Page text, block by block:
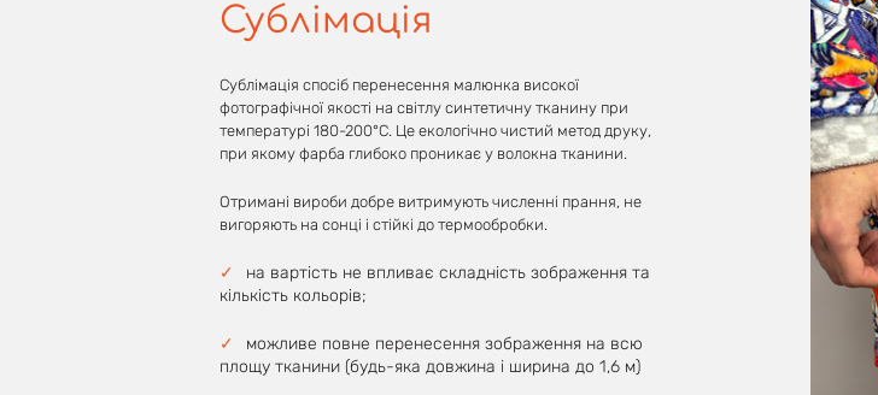
Сублімація
Сублімація спосіб перенесення малюнка високої
фотографічної якості на світлу синтетичну тканину при
температурі 180-200°С. Це екологічно чистий метод друку,
при якому фарба глибоко проникає у волокна тканини.
Отримані вироби добре витримують численні прання, не
вигоряють на сонці і стійкі до термообробки.
на вартість не впливає складність зображення та
кількість кольорів;
можливе повне перенесення зображення на всю
площу тканини (будь-яка довжина і ширина до 1,6 м)